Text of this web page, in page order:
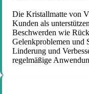
Die Kristallmatte von
Kunden als
Beschwerden wie
Gelenkproblemen und
Linderung und
regelmäßige